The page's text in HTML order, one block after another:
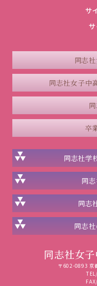
サ
同志
同志社女子中
卒
同志社学
同
同志
同志社
同志社女
〒602-0893 京